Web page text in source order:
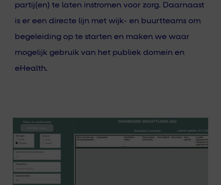
partij(en) te laten instromen voor zorg. Daarnaast
is er een directe lijn met wijk- en buurtteams om
begeleiding op te starten en maken we waar
mogelijk gebruik van het publiek domein en
eHealth.